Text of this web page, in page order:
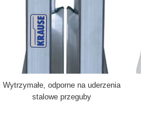
Wytrzymałe, odporne na uderzenia
stalowe przeguby